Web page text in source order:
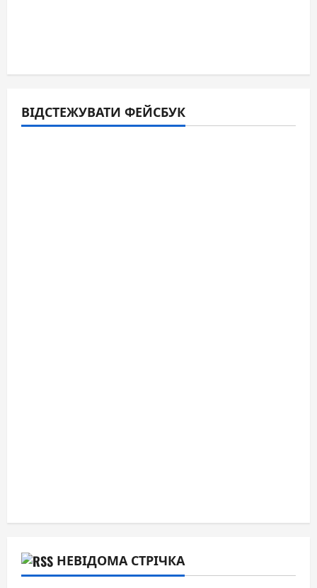
ВІДСТЕЖУВАТИ ФЕЙСБУК
НЕВІДОМА СТРІЧКА